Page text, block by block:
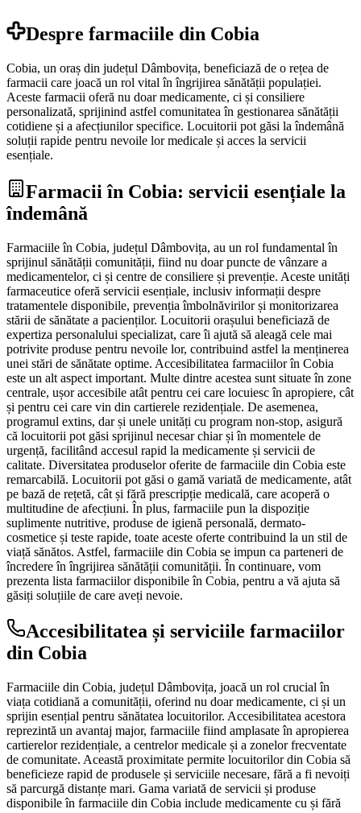
Despre farmaciile din Cobia
Cobia, un oraș din județul Dâmbovița, beneficiază de o rețea de
farmacii care joacă un rol vital în îngrijirea sănătății populației.
Aceste farmacii oferă nu doar medicamente, ci și consiliere
personalizată, sprijinind astfel comunitatea în gestionarea sănătății
cotidiene și a afecțiunilor specifice. Locuitorii pot găsi la îndemână
soluții rapide pentru nevoile lor medicale și acces la servicii
esențiale.
Farmacii în Cobia: servicii esențiale la
îndemână
Farmaciile în Cobia, județul Dâmbovița, au un rol fundamental în
sprijinul sănătății comunității, fiind nu doar puncte de vânzare a
medicamentelor, ci și centre de consiliere și prevenție. Aceste unități
farmaceutice oferă servicii esențiale, inclusiv informații despre
tratamentele disponibile, prevenția îmbolnăvirilor și monitorizarea
stării de sănătate a pacienților. Locuitorii orașului beneficiază de
expertiza personalului specializat, care îi ajută să aleagă cele mai
potrivite produse pentru nevoile lor, contribuind astfel la menținerea
unei stări de sănătate optime. Accesibilitatea farmaciilor în Cobia
este un alt aspect important. Multe dintre acestea sunt situate în zone
centrale, ușor accesibile atât pentru cei care locuiesc în apropiere, cât
și pentru cei care vin din cartierele rezidențiale. De asemenea,
programul extins, dar și unele unități cu program non-stop, asigură
că locuitorii pot găsi sprijinul necesar chiar și în momentele de
urgență, facilitând accesul rapid la medicamente și servicii de
calitate. Diversitatea produselor oferite de farmaciile din Cobia este
remarcabilă. Locuitorii pot găsi o gamă variată de medicamente, atât
pe bază de rețetă, cât și fără prescripție medicală, care acoperă o
multitudine de afecțiuni. În plus, farmaciile pun la dispoziție
suplimente nutritive, produse de igienă personală, dermato-
cosmetice și teste rapide, toate aceste oferte contribuind la un stil de
viață sănătos. Astfel, farmaciile din Cobia se impun ca parteneri de
încredere în îngrijirea sănătății comunității. În continuare, vom
prezenta lista farmaciilor disponibile în Cobia, pentru a vă ajuta să
găsiți soluțiile de care aveți nevoie.
Accesibilitatea și serviciile farmaciilor
din Cobia
Farmaciile din Cobia, județul Dâmbovița, joacă un rol crucial în
viața cotidiană a comunității, oferind nu doar medicamente, ci și un
sprijin esențial pentru sănătatea locuitorilor. Accesibilitatea acestora
reprezintă un avantaj major, farmaciile fiind amplasate în apropierea
cartierelor rezidențiale, a centrelor medicale și a zonelor frecventate
de comunitate. Această proximitate permite locuitorilor din Cobia să
beneficieze rapid de produsele și serviciile necesare, fără a fi nevoiți
să parcurgă distanțe mari. Gama variată de servicii și produse
disponibile în farmaciile din Cobia include medicamente cu și fără